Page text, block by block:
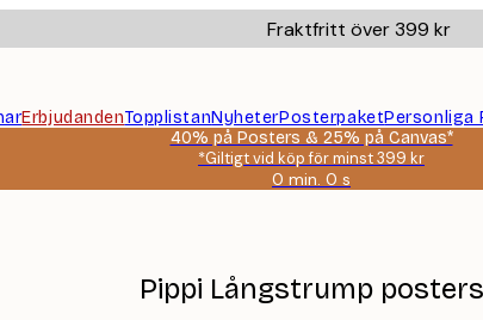
Fraktfritt över 399 kr
ErbjudandenTopplistanNyheterPosterpaketPersonliga
40% på Posters & 25% på Canvas*
*Giltigt vid köp för minst 399 kr
0 min. 0 s
Giltig
08-
Pippi Långstrump posters